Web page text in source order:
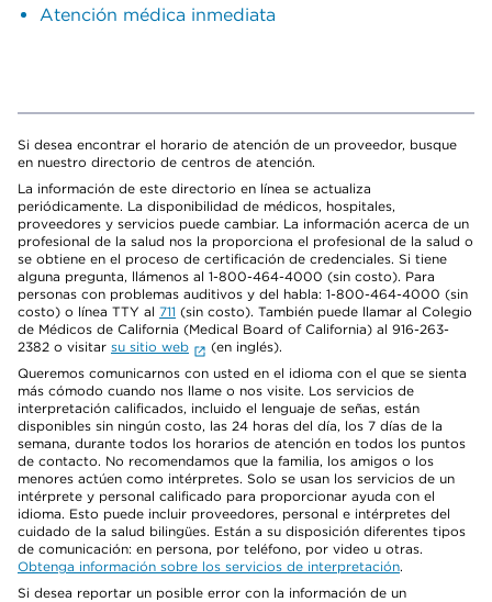
Atención médica inmediata
Si desea encontrar el horario de atención de un proveedor, busque
en nuestro directorio de centros de atención.
La información de este directorio en línea se actualiza
periódicamente. La disponibilidad de médicos, hospitales,
proveedores y servicios puede cambiar. La información acerca de un
profesional de la salud nos la proporciona el profesional de la salud o
se obtiene en el proceso de certificación de credenciales. Si tiene
alguna pregunta, llámenos al 1-800-464-4000 (sin costo). Para
personas con problemas auditivos y del habla: 1-800-464-4000 (sin
costo) o línea TTY al 711 (sin costo). También puede llamar al Colegio
de Médicos de California (Medical Board of California) al 916-263-
2382 o visitar su sitio web
(en inglés).
Queremos comunicarnos con usted en el idioma con el que se sienta
más cómodo cuando nos llame o nos visite. Los servicios de
interpretación calificados, incluido el lenguaje de señas, están
disponibles sin ningún costo, las 24 horas del día, los 7 días de la
semana, durante todos los horarios de atención en todos los puntos
de contacto. No recomendamos que la familia, los amigos o los
menores actúen como intérpretes. Solo se usan los servicios de un
intérprete y personal calificado para proporcionar ayuda con el
idioma. Esto puede incluir proveedores, personal e intérpretes del
cuidado de la salud bilingües. Están a su disposición diferentes tipos
de comunicación: en persona, por teléfono, por video u otras.
Obtenga información sobre los servicios de interpretación.
Si desea reportar un posible error con la información de un